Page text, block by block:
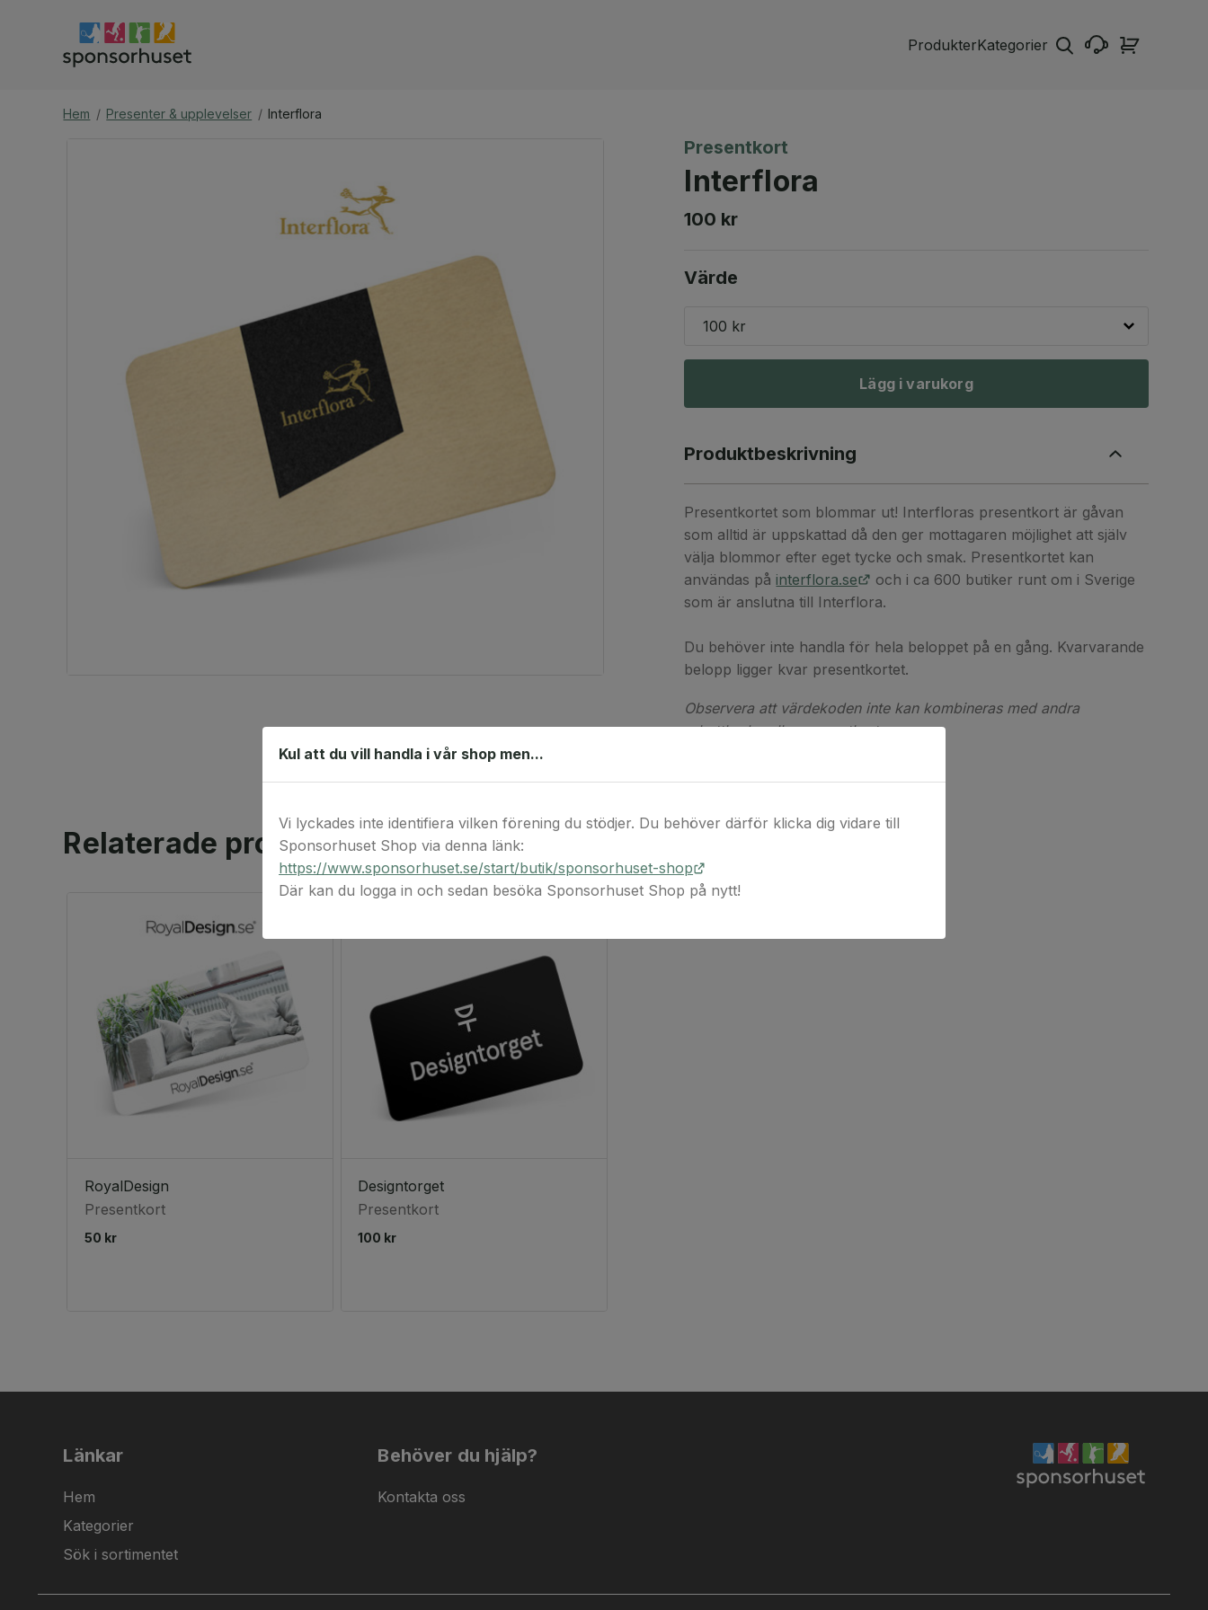
ProdukterKategorier
Hem / Presenter & upplevelser / Interflora
Presentkort
Interflora
100 kr
Värde
100 kr
Lägg i varukorg
Produktbeskrivning
Presentkortet som blommar ut! Interfloras presentkort är gåvan
som alltid är uppskattad då den ger mottagaren möjlighet att själv
välja blommor efter eget tycke och smak. Presentkortet kan
användas påinterflora.se
och i ca 600 butiker runt om i Sverige
som är anslutna till Interflora.
Du behöver inte handla för hela beloppet på en gång. Kvarvarande
belopp ligger kvar presentkortet.
Observera att värdekoden inte kan kombineras med andra
rabattkoder eller presentkort.
Relaterade produkter
RoyalDesign
Presentkort
50 kr
Designtorget
Presentkort
100 kr
Länkar
Hem
Kategorier
Sök i sortimentet
Behöver du hjälp?
Kontakta oss
Kul att du vill handla i vår shop men...
Vi lyckades inte identifiera vilken förening du stödjer. Du behöver därför klicka dig vidare till
Sponsorhuset Shop via denna länk:
https://www.sponsorhuset.se/start/butik/sponsorhuset-shop
Där kan du logga in och sedan besöka Sponsorhuset Shop på nytt!